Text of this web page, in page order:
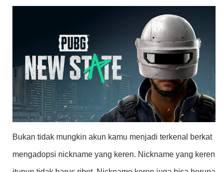
Bukan tidak mungkin akun kamu menjadi terkenal berkat
mengadopsi nickname yang keren. Nickname yang keren